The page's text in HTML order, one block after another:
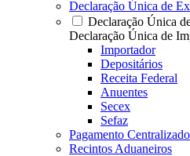
Declaração Única de
Declaração Única
Declaração Única de
Importador
Depositários
Receita Federal
Anuentes
Secex
Sefaz
Pagamento Centralizado
Recintos Aduaneiros